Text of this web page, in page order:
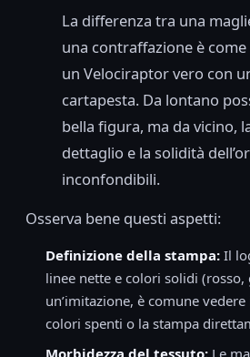
La differenza tra una
una contraffazione è
un Velociraptor vero con
cartapesta. Da lontano
bella figura, ma da vicino,
dettaglio e la solidità
inconfondibili.
Osserva bene questi aspetti:
Definizione della stampa: Il
linee nette e colori solidi (rosso,
un’imitazione, è comune
colori spenti o la stampa
Morbidezza del tessuto: Le